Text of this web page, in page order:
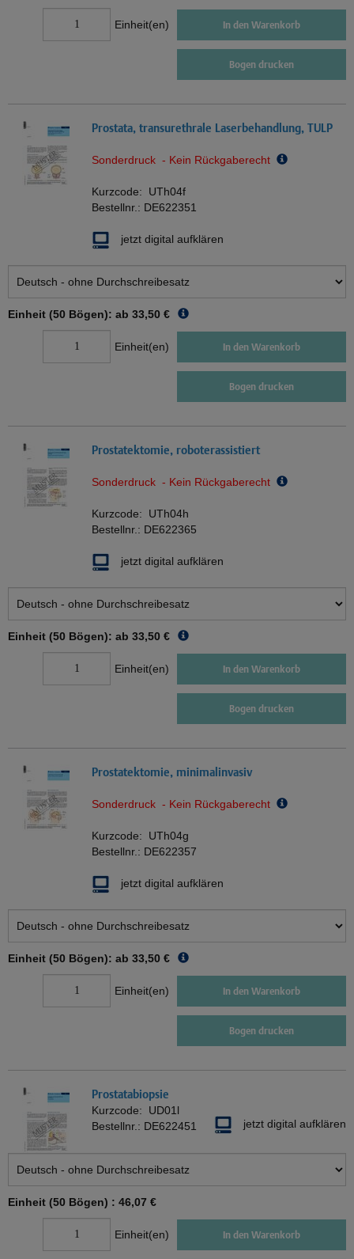
Einheit(en) In den Warenkorb
Bogen drucken
Prostata, transurethrale Laserbehandlung, TULP
Sonderdruck - Kein Rückgaberecht
Kurzcode: UTh04f
Bestellnr.: DE622351
jetzt digital aufklären
Einheit (50 Bögen): ab 33,50 €
Einheit(en) In den Warenkorb
Bogen drucken
Prostatektomie, roboterassistiert
Sonderdruck - Kein Rückgaberecht
Kurzcode: UTh04h
Bestellnr.: DE622365
jetzt digital aufklären
Einheit (50 Bögen): ab 33,50 €
Einheit(en) In den Warenkorb
Bogen drucken
Prostatektomie, minimalinvasiv
Sonderdruck - Kein Rückgaberecht
Kurzcode: UTh04g
Bestellnr.: DE622357
jetzt digital aufklären
Einheit (50 Bögen): ab 33,50 €
Einheit(en) In den Warenkorb
Bogen drucken
Prostatabiopsie
Kurzcode: UD01l
Bestellnr.: DE622451 jetzt digital aufklären
Einheit (50 Bögen) : 46,07 €
Einheit(en) In den Warenkorb